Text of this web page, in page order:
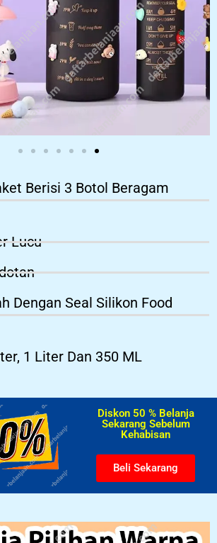
Berisi 3 Botol Beragam
Lucu
Dengan Seal Silikon Food
1 Liter Dan 350 ML
Diskon 50 % Belanja
Sekarang Sebelum
Kehabisan​
Beli Sekarang